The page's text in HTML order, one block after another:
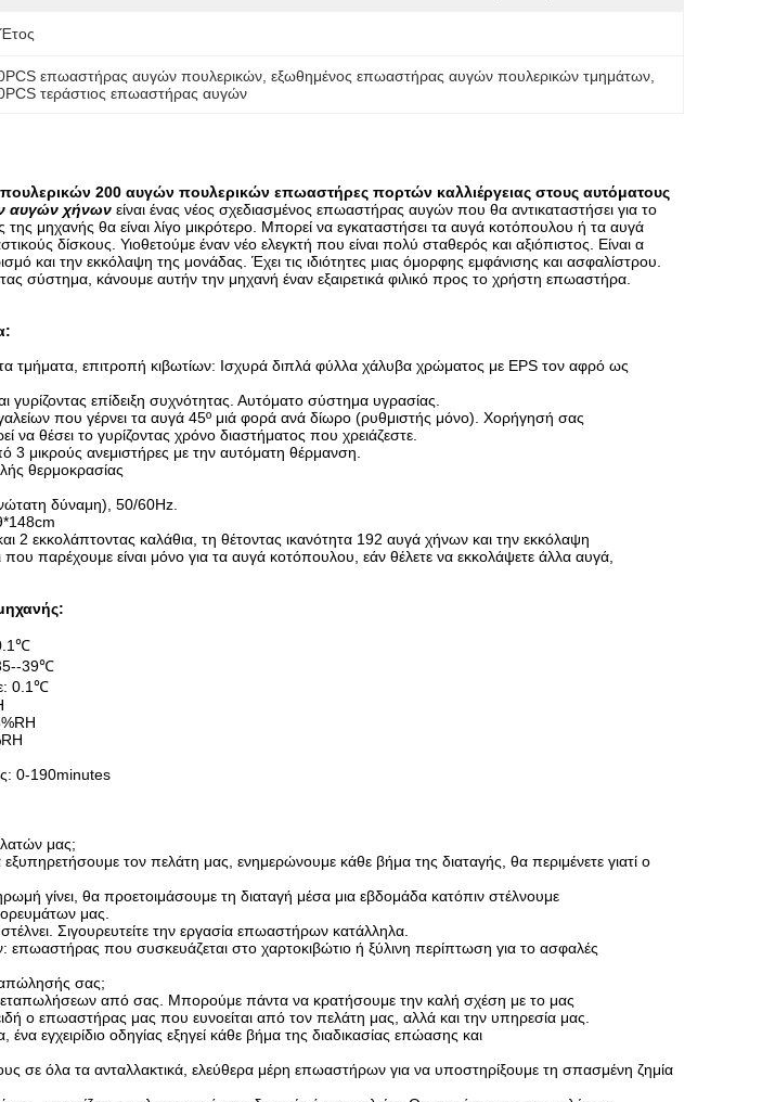
επωαστήρας αυγών πουλερικών , εξωθημένος επωαστήρας αυγών πουλερικών τμημάτων
τεράστιος επωαστήρας αυγών
200 αυγών πουλερικών επωαστήρες πορτών καλλιέργειας στους αυτόματους
αυγών χήνων είναι ένας νέος σχεδιασμένος επωαστήρας αυγών που θα αντικαταστήσει για το
μηχανής θα είναι λίγο μικρότερο. Μπορεί να εγκαταστήσει τα αυγά κοτόπουλου ή τα αυγά
δίσκους. Υιοθετούμε έναν νέο ελεγκτή που είναι πολύ σταθερός και αξιόπιστος. Είναι α
και την εκκόλαψη της μονάδας. Έχει τις ιδιότητες μιας όμορφης εμφάνισης και ασφαλίστρου.
σύστημα, κάνουμε αυτήν την μηχανή έναν εξαιρετικά φιλικό προς το χρήστη επωαστήρα.
τμήματα, επιτροπή κιβωτίων: Ισχυρά διπλά φύλλα χάλυβα χρώματος με EPS τον αφρό ως
γυρίζοντας επίδειξη συχνότητας. Αυτόματο σύστημα υγρασίας.
που γέρνει τα αυγά 45º μιά φορά ανά δίωρο (ρυθμιστής μόνο). Χορήγησή σας
να θέσει το γυρίζοντας χρόνο διαστήματος που χρειάζεστε.
μικρούς ανεμιστήρες με την αυτόματη θέρμανση.
θερμοκρασίας
δύναμη), 50/60Hz.
2 εκκολάπτοντας καλάθια, τη θέτοντας ικανότητα 192 αυγά χήνων και την εκκόλαψη
που παρέχουμε είναι μόνο για τα αυγά κοτόπουλου, εάν θέλετε να εκκολάψετε άλλα αυγά,
0.1℃
35--39℃
0.1℃
0-190minutes
μας;
τον πελάτη μας, ενημερώνουμε κάθε βήμα της διαταγής, θα περιμένετε γιατί ο
γίνει, θα προετοιμάσουμε τη διαταγή μέσα μια εβδομάδα κατόπιν στέλνουμε
μας.
Σιγουρευτείτε την εργασία επωαστήρων κατάλληλα.
που συσκευάζεται στο χαρτοκιβώτιο ή ξύλινη περίπτωση για το ασφαλές
σας;
από σας. Μπορούμε πάντα να κρατήσουμε την καλή σχέση με το μας
ο επωαστήρας μας που ευνοείται από τον πελάτη μας, αλλά και την υπηρεσία μας.
εγχειρίδιο οδηγίας εξηγεί κάθε βήμα της διαδικασίας επώασης και
σε όλα τα ανταλλακτικά, ελεύθερα μέρη επωαστήρων για να υποστηρίξουμε τη σπασμένη ζημία